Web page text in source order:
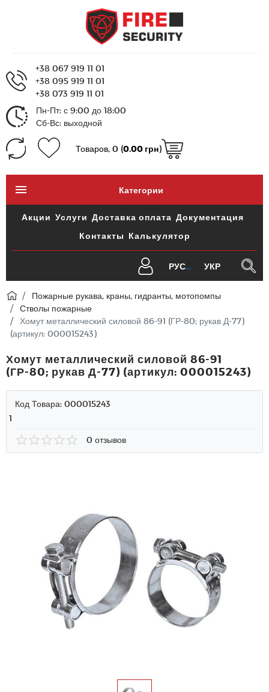
+38 067 919 11 01
+38 095 919 11 01
+38 073 919 11 01
Пн-Пт: с 9:00 до 18:00
Сб-Вс: выходной
Товаров, 0 (0.00 грн)
Категории
Акции Услуги Доставка оплата Документация
Контакты Калькулятор
РУС УКР
Пожарные рукава, краны, гидранты, мотопомпы
Стволы пожарные
Хомут металлический силовой 86-91 (ГР-80; рукав Д-77)
(артикул: 000015243)
Хомут металлический силовой 86-91
(ГР-80; рукав Д-77) (артикул: 000015243)
Код Товара: 000015243
1
0 отзывов